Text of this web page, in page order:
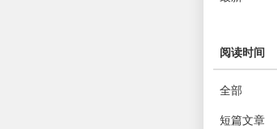
阅读时间
全部
短篇文章